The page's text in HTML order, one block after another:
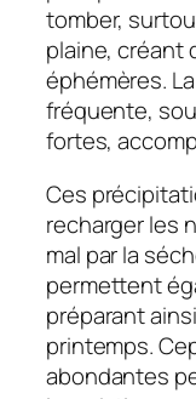
tomber,
plaine, créant
éphémères.
fréquente,
fortes,
Ces
recharger les
mal par la
permettent
préparant
printemps.
abondantes